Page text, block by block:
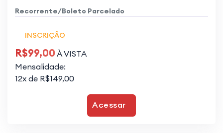
Recorrente/Boleto Parcelado
INSCRIÇÃO
R$99,00 À VISTA
Mensalidade:
12x de R$149,00
Acessar